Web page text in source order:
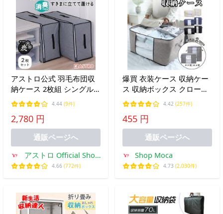
アストロ公式 羽毛布団収
納ケース 2枚組 シングル
サイズ・ダブルサイズ兼用
活性炭消臭 通気性の良い
不織布製 脱臭 掛け布団 収
納袋 収納ボックス 171-85
4.44 (9件)
2,780 円
通販ページへ
アストロ Official Shop
ヤフー店
4.66 (772件)
爆買 衣装ケース 収納ケー
ス 収納ボックス クローゼ
ット 収納 押し入れ 折りた
たみ 布団 衣類収納 ベッド
下収納 フタ付き
4.42 (257件)
455 円
通販ページへ
Shop Moca
4.73 (2,030件)